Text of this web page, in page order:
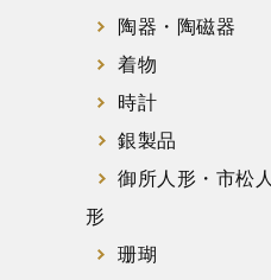
陶器・陶磁器
着物
時計
銀製品
御所人形・市松人
形
珊瑚